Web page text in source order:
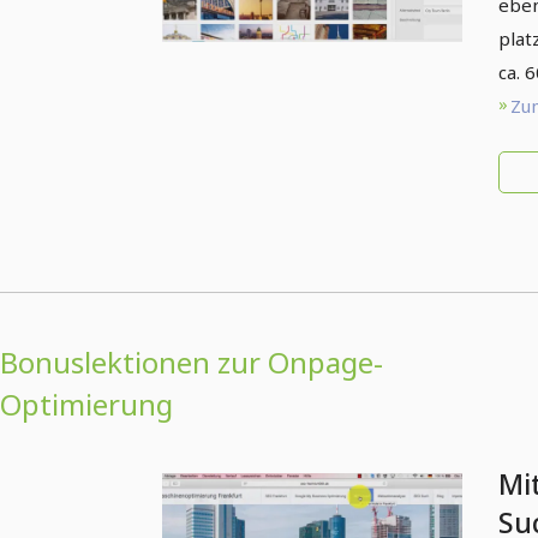
ca.
Bonuslektionen zur Onpage-
Optimierung